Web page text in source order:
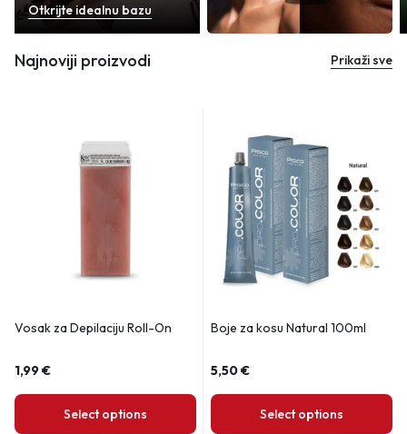
Otkrijte idealnu bazu
Najnoviji proizvodi Prikaži sve
Vosak za Depilaciju Roll-On
1,99€
Select options
Boje za kosu Natural 100ml
5,50€
Select options